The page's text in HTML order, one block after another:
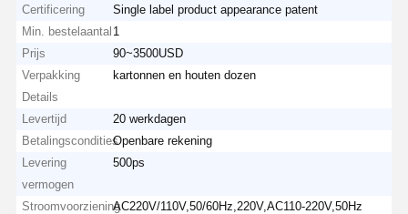
Certificering
Single label product appearance patent
Min. bestelaantal 1
Prijs
90~3500USD
Verpakking
Details
kartonnen en houten dozen
Levertijd
20 werkdagen
BetalingsconditiesOpenbare rekening
Levering
vermogen
500ps
StroomvoorzieningAC220V/110V,50/60Hz,220V,AC110-220V,50Hz